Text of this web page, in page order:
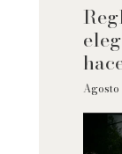
Agosto